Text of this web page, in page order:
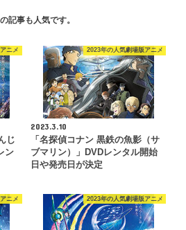
記事も人気です。
ニメ
じ
ン
2023年の人気劇場版アニメ
2023.3.10
「名探偵コナン 黒鉄の魚影（サ
ブマリン）」DVDレンタル開始
日や発売日が決定
ニメ 2023年の人気劇場版アニメ